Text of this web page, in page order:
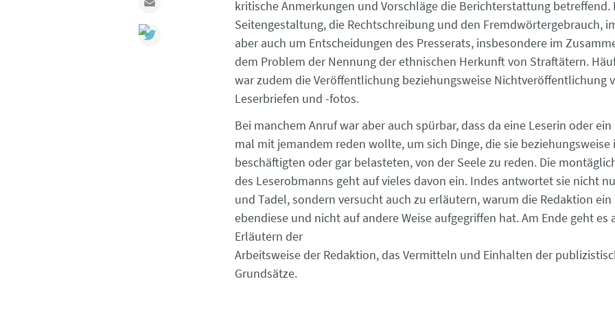
kritische Anmerkungen und Vorschläge die Berichterstattung betreffend.
Seitengestaltung, die Rechtschreibung und den Fremdwörtergebrauch,
aber auch um ­Entscheidungen des Presserats, insbesondere im
dem Pro­blem der Nennung der ethnischen Herkunft von Straftätern.
war zudem die Veröffentlichung ­beziehungsweise Nicht­veröffentlichung
Leserbriefen und -fotos.
Bei manchem Anruf war aber auch spürbar, dass da eine Leserin oder
mal mit jemandem reden ­wollte, um sich Dinge, die sie beziehungsweise
beschäftigten oder gar belasteten, von der ­Seele zu reden. Die
des ­Leserobmanns geht auf vieles davon ein. ­Indes antwortet sie nicht
und ­Tadel, sondern versucht auch zu erläutern, warum die Redaktion ein
ebendiese und nicht auf andere Weise aufgegriffen hat. Am Ende geht es
Erläutern der
Arbeitsweise der Redaktion, das Vermitteln und Einhalten der
Grundsätze.